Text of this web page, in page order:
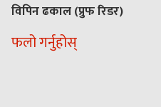
विपिन ढकाल (प्रुफ रिडर)
फलो गर्नुहोस्